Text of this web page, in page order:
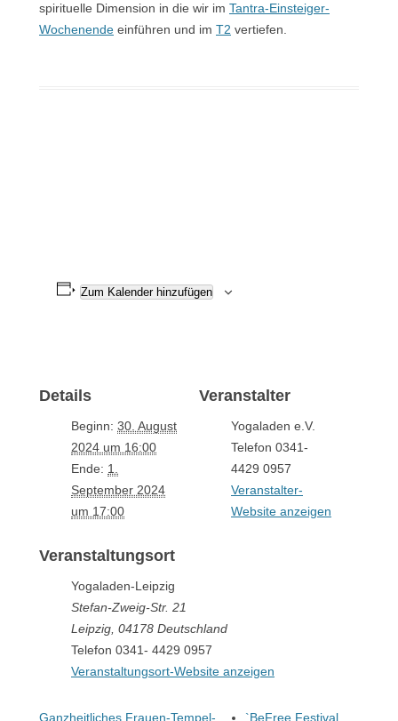
spirituelle Dimension in die wir im Tantra-Einsteiger-
Wochenende einführen und im T2 vertiefen.
Zum Kalender hinzufügen
Details
Beginn: 30. August
2024 um 16:00
Ende: 1.
September 2024
um 17:00
Veranstaltungsort
Yogaladen-Leipzig
Stefan-Zweig-Str. 21
Leipzig 04178 Deutschland
Telefon 0341- 4429 0957
Veranstaltungsort-Website anzeigen
Veranstalter
Yogaladen e.V.
Telefon 0341-
4429 0957
Veranstalter-
Website anzeigen
Ganzheitliches Frauen-Tempel- `BeFree Festival